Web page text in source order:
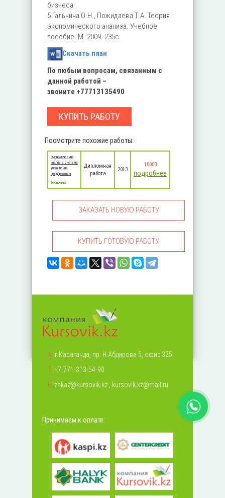
бизнеса
5 Гальчина О.Н., Пожидаева Т.А. Теория
экономического анализа. Учебное
пособие. М. 2009. 235с.
Скачать план
По любым вопросам, связанным с
данной работой –
звоните +77713135490
КУПИТЬ РАБОТУ
Посмотрите похожие работы:
Экономический
анализ в системе
управления
предприятием
Экономика
Дипломная
работа
2013
10000
подробнее
ЗАКАЗАТЬ НОВУЮ РАБОТУ
КУПИТЬ ГОТОВУЮ РАБОТУ
А: г.Караганда, пр. Н.Абдирова 5, офис 325
Т: +7-771-313-54-90
Е: zakaz@kursovik.kz kursovik.kz@mail.ru
Принимаем к оплате: